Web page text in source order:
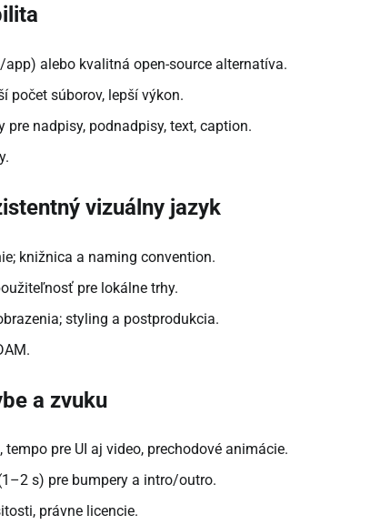
alebo kvalitná open-source alternatíva.
súborov, lepší výkon.
nadpisy, podnadpisy, text, caption.
vizuálny jazyk
knižnica a naming convention.
pre lokálne trhy.
styling a postprodukcia.
a zvuku
pre UI aj video, prechodové animácie.
s) pre bumpery a intro/outro.
právne licencie.